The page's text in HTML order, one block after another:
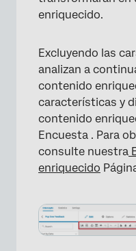
enriquecido.
Excluyendo las
analizan a
contenido
características y
contenido
Encuesta . Para
consulte nuestra
enriquecido